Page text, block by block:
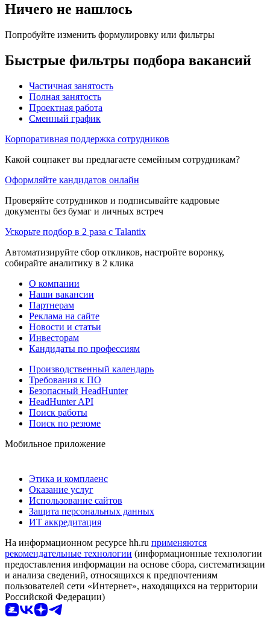
Ничего не нашлось
Попробуйте изменить формулировку или фильтры
Быстрые фильтры подбора вакансий
Частичная занятость
Полная занятость
Проектная работа
Сменный график
Корпоративная поддержка сотрудников
Какой соцпакет вы предлагаете семейным сотрудникам?
Оформляйте кандидатов онлайн
Проверяйте сотрудников и подписывайте кадровые
документы без бумаг и личных встреч
Ускорьте подбор в 2 раза с Talantix
Автоматизируйте сбор откликов, настройте воронку,
собирайте аналитику в 2 клика
О компании
Наши вакансии
Партнерам
Реклама на сайте
Новости и статьи
Инвесторам
Кандидаты по профессиям
Производственный календарь
Требования к ПО
Безопасный HeadHunter
HeadHunter API
Поиск работы
Поиск по резюме
Мобильное приложение
Этика и комплаенс
Оказание услуг
Использование сайтов
Защита персональных данных
ИТ аккредитация
На информационном ресурсе hh.ru применяются
рекомендательные технологии (информационные технологии
предоставления информации на основе сбора, систематизации
и анализа сведений, относящихся к предпочтениям
пользователей сети «Интернет», находящихся на территории
Российской Федерации)